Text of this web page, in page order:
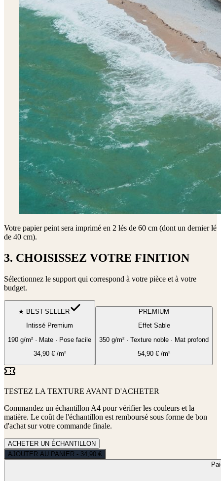
Votre papier peint sera imprimé en 2 lés de 60 cm (dont un dernier lé
de 40 cm).
3. CHOISISSEZ VOTRE FINITION
Sélectionnez le support qui correspond à votre pièce et à votre
budget.
★ BEST-SELLER
Intissé Premium
190 g/m² · Mate · Pose facile
34,90€/m²
PREMIUM
Effet Sable
350 g/m² · Texture noble · Mat profond
54,90 € /m²
TESTEZ LA TEXTURE AVANT D'ACHETER
Commandez un échantillon A4 pour vérifier les couleurs et la
matière. Le coût de l'échantillon est remboursé sous forme de bon
d'achat sur votre commande finale.
ACHETER UN ÉCHANTILLON
AJOUTER AU PANIER - 34,90 €